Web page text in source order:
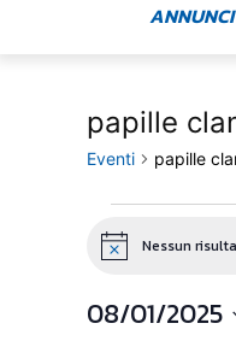
ANNUNCI
papille
Eventi papille
Eventi
NoticeNessun
08/01/2025